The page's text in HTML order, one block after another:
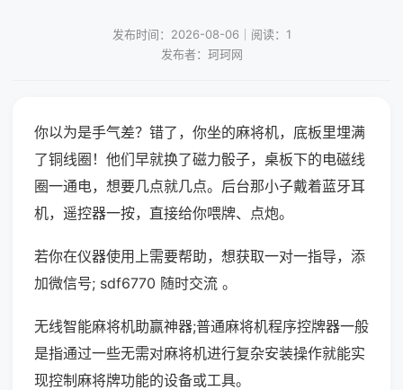
发布时间：2026-08-06｜阅读：1
发布者：珂珂网
你以为是手气差？错了，你坐的麻将机，底板里埋满
了铜线圈！他们早就换了磁力骰子，桌板下的电磁线
圈一通电，想要几点就几点。后台那小子戴着蓝牙耳
机，遥控器一按，直接给你喂牌、点炮。
若你在仪器使用上需要帮助，想获取一对一指导，添
加微信号; sdf6770 随时交流 。
无线智能麻将机助赢神器;普通麻将机程序控牌器一般
是指通过一些无需对麻将机进行复杂安装操作就能实
现控制麻将牌功能的设备或工具。